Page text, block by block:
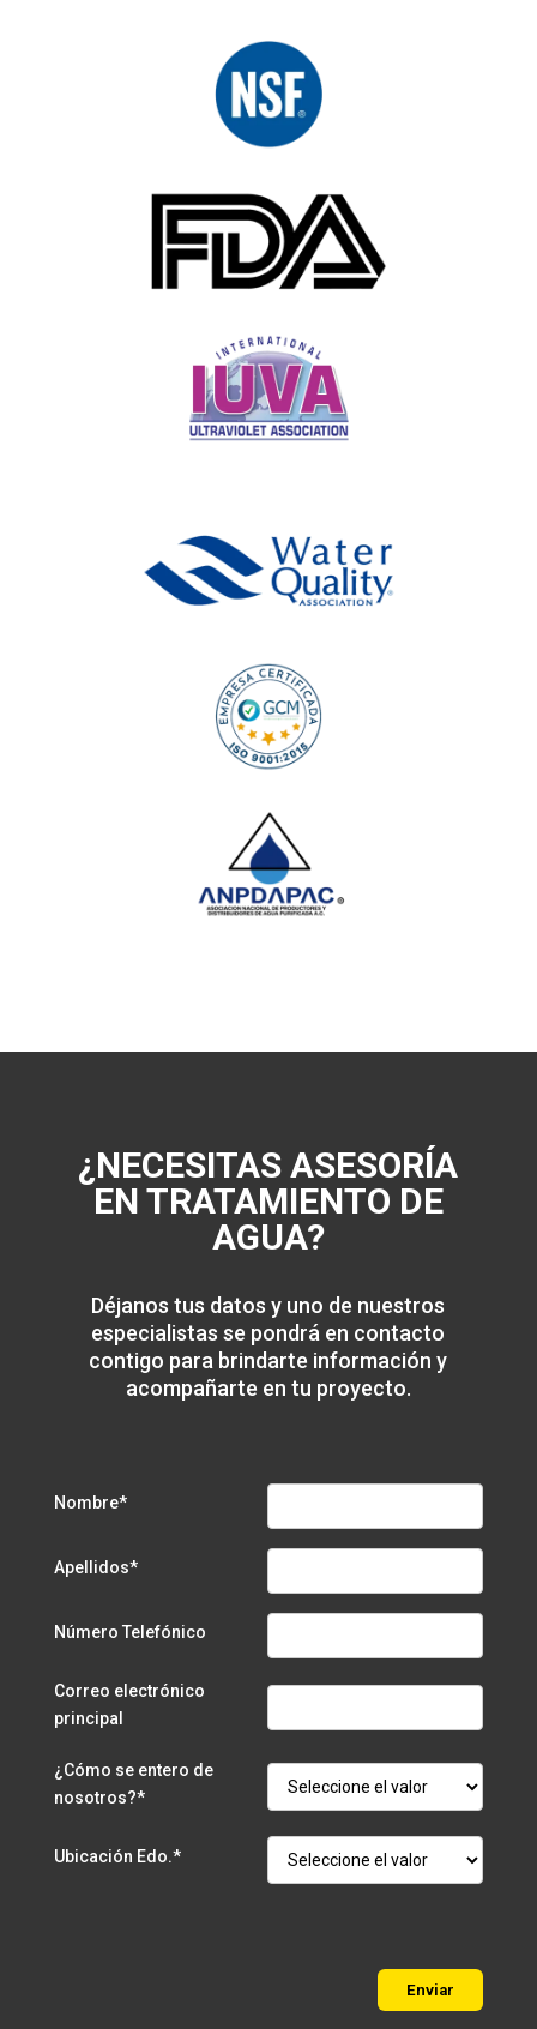
¿NECESITAS ASESORÍA
EN TRATAMIENTO DE
AGUA?
Déjanos tus datos y uno de nuestros
especialistas se pondrá en contacto
contigo para brindarte información y
acompañarte en tu proyecto.
Nombre*
Apellidos*
Número Telefónico
Correo electrónico
principal
¿Cómo se entero de
nosotros?*
Ubicación Edo.*